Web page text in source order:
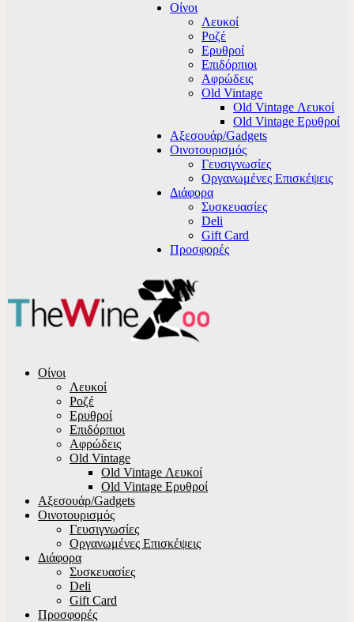
Οίνοι
Λευκοί
Ροζέ
Ερυθροί
Επιδόρπιοι
Αφρώδεις
Old Vintage
Old Vintage Λευκοί
Old Vintage Ερυθροί
Αξεσουάρ/Gadgets
Οινοτουρισμός
Γευσιγνωσίες
Οργανωμένες Επισκέψεις
Διάφορα
Συσκευασίες
Deli
Gift Card
Προσφορές
Οίνοι
Λευκοί
Ροζέ
Ερυθροί
Επιδόρπιοι
Αφρώδεις
Old Vintage
Old Vintage Λευκοί
Old Vintage Ερυθροί
Αξεσουάρ/Gadgets
Οινοτουρισμός
Γευσιγνωσίες
Οργανωμένες Επισκέψεις
Διάφορα
Συσκευασίες
Deli
Gift Card
Προσφορές